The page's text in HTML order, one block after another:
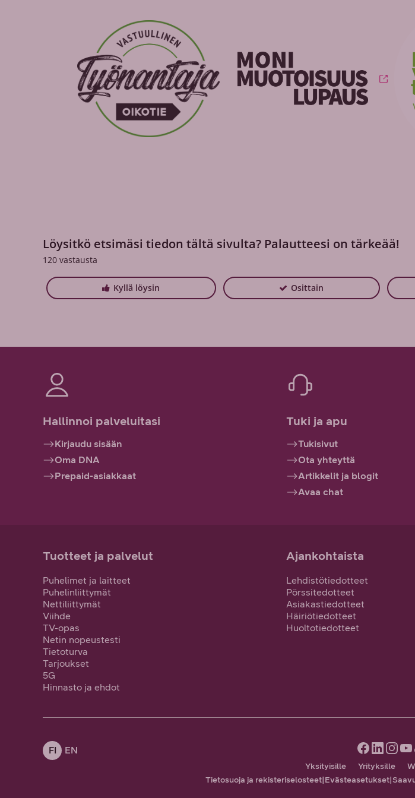
Löysitkö etsimäsi tiedon tältä sivulta? Palautteesi on tärkeää!
120 vastausta
Kyllä löysin Osittain
Hallinnoi palveluitasi
Kirjaudu sisään
Oma DNA
Prepaid-asiakkaat
Tuki ja apu
Tukisivut
Ota yhteyttä
Artikkelit ja blogit
Avaa chat
Tuotteet ja palvelut
Puhelimet ja laitteet
Puhelinliittymät
Nettiliittymät
Viihde
TV-opas
Netin nopeustesti
Tietoturva
Tarjoukset
5G
Hinnasto ja ehdot
Ajankohtaista
Lehdistötiedotteet
Pörssitedotteet
Asiakastiedotteet
Häiriötiedotteet
Huoltotiedotteet
FI EN
Yksityisille Yrityksille
Tietosuoja ja rekisteriselosteet|Evästeasetukset|